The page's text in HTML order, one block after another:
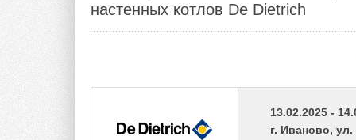
настенных котлов De Dietrich
13.02.2025 -
г. Иваново,